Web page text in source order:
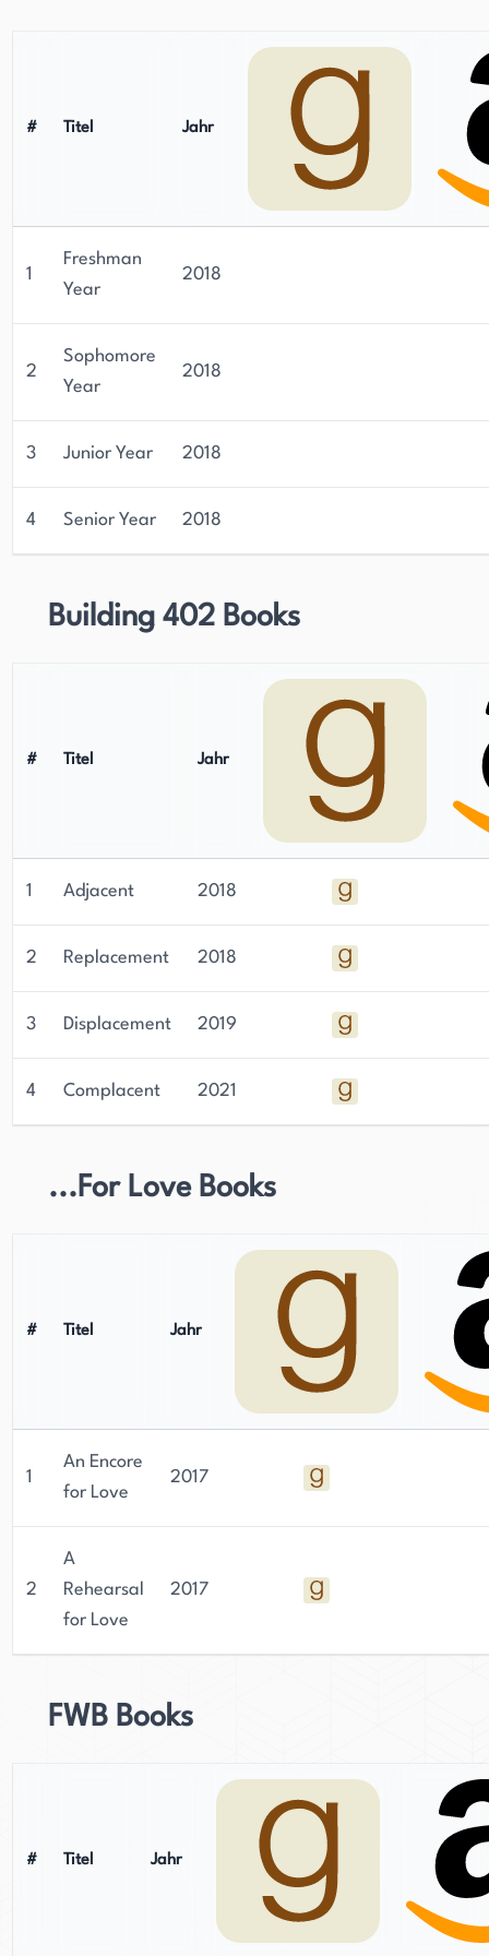
www.actuallyitsalexandra.com besuchen.
Warrens Arbeit und Plattform sprechen für sich,
und Leser sind sicher, von ihrer kraftvollen
Erzählweise inspiriert und berührt zu werden.
# Titel Jahr
1
Freshman
Year
2018
2
Sophomore
Year
2018
3 Junior Year 2018
4 Senior Year 2018
Building 402 Books
# Titel Jahr
1 Adjacent 2018
2 Replacement 2018
3 Displacement 2019
4 Complacent 2021
...For Love Books
# Titel Jahr
1
An Encore
for Love
2017
2
A
Rehearsal
for Love
2017
FWB Books
# Titel Jahr